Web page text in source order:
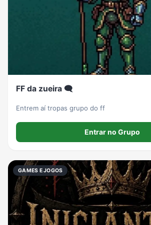
FF da zueira 🗨
Entrem aí tropas grupo do ff
Entrar no Grupo
GAMES E JOGOS